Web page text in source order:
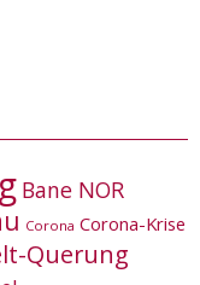
Bane NOR
Corona Corona-Krise
Querung